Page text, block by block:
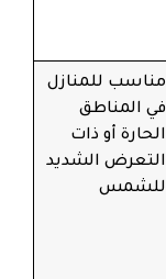
مناسب للمنازل
في المناطق
الحارة أو ذات
التعرض الشديد
للشمس